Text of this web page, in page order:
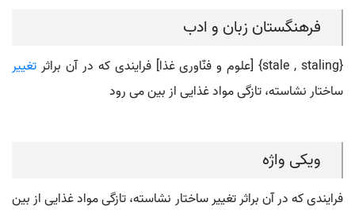
فرهنگستان زبان و ادب
{stale , staling} [علوم و فنّاوری غذا] فرایندی که در آن براثر
تغییر
ساختار نشاسته، تازگی مواد غذایی از بین می رود
ویکی واژه
فرایندی که در آن براثر تغییر ساختار نشاسته، تازگی مواد غذایی از بین